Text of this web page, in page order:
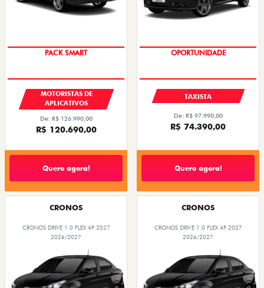
PACK SMART
MOTORISTAS DE
APLICATIVOS
De: R$ 126.990,00
R$ 120.690,00
Quero agora!
OPORTUNIDADE
TAXISTA
De: R$ 97.990,00
R$ 74.390,00
Quero agora!
CRONOS
CRONOS DRIVE 1.0 FLEX 4P 2027
2026/2027
CRONOS
CRONOS DRIVE 1.0 FLEX 4P 2027
2026/2027